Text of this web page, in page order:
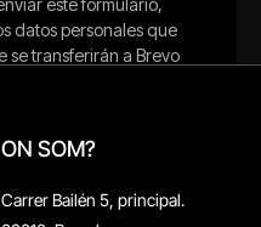
ON SOM?
Carrer Bailén 5, principal.